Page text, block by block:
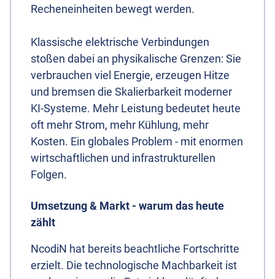
Recheneinheiten bewegt werden.
Klassische elektrische Verbindungen
stoßen dabei an physikalische Grenzen: Sie
verbrauchen viel Energie, erzeugen Hitze
und bremsen die Skalierbarkeit moderner
KI-Systeme. Mehr Leistung bedeutet heute
oft mehr Strom, mehr Kühlung, mehr
Kosten. Ein globales Problem - mit enormen
wirtschaftlichen und infrastrukturellen
Folgen.
Umsetzung & Markt - warum das heute
zählt
NcodiN hat bereits beachtliche Fortschritte
erzielt. Die technologische Machbarkeit ist